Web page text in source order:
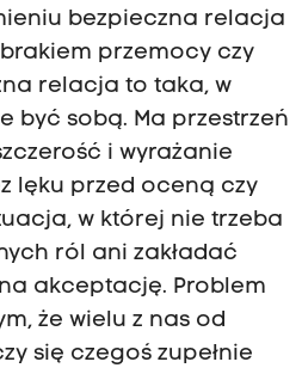
bezpieczna relacja
przemocy czy
relacja to taka, w
być sobą. Ma przestrzeń
i wyrażanie
lęku przed oceną czy
w której nie trzeba
ról ani zakładać
akceptację. Problem
że wielu z nas od
się czegoś zupełnie